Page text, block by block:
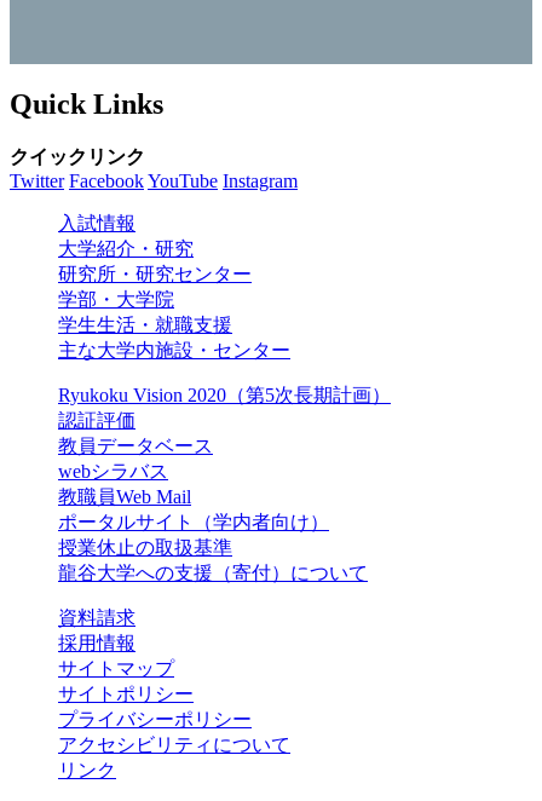
Quick Links
クイックリンク
Twitter FacebookYouTube Instagram
入試情報
大学紹介・研究
研究所・研究センター
学部・大学院
学生生活・就職支援
主な大学内施設・センター
Ryukoku Vision 2020（第5次長期計画）
認証評価
教員データベース
webシラバス
教職員Web Mail
ポータルサイト（学内者向け）
授業休止の取扱基準
龍谷大学への支援（寄付）について
資料請求
採用情報
サイトマップ
サイトポリシー
プライバシーポリシー
アクセシビリティについて
リンク